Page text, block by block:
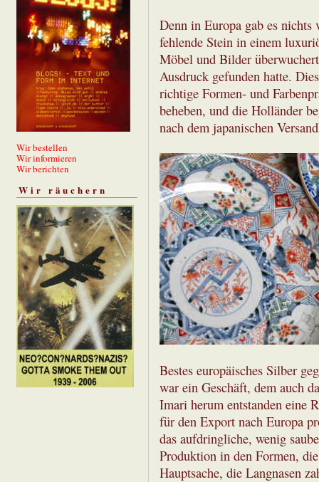
Wir bestellen
Wir informieren
Wir berichten
Wir räuchern
Denn in Europa gab es nichts
fehlende Stein in einem
Möbel und Bilder
Ausdruck gefunden hatte.
richtige Formen- und
beheben, und die Holländer
nach dem japanischen
Bestes europäisches Silber
war ein Geschäft, dem auch
Imari herum entstanden eine
für den Export nach Europa
das aufdringliche, wenig
Produktion in den Formen,
Hauptsache, die Langnasen